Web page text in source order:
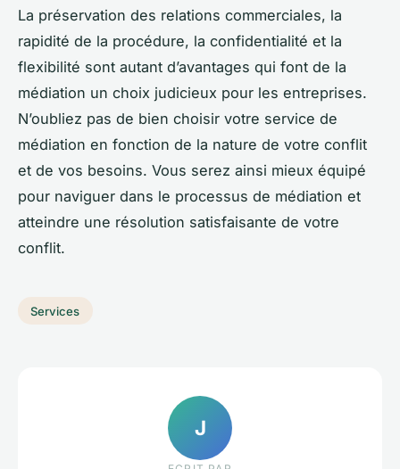
La préservation des relations commerciales, la
rapidité de la procédure, la confidentialité et la
flexibilité sont autant d’avantages qui font de la
médiation un choix judicieux pour les entreprises.
N’oubliez pas de bien choisir votre service de
médiation en fonction de la nature de votre conflit
et de vos besoins. Vous serez ainsi mieux équipé
pour naviguer dans le processus de médiation et
atteindre une résolution satisfaisante de votre
conflit.
Services
J